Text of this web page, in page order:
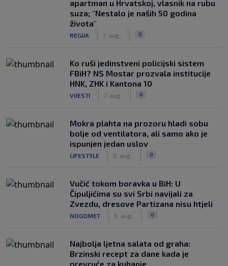
apartman u Hrvatskoj, vlasnik na rubu
suza; "Nestalo je naših 50 godina
života"
REGIJA 7. aug. 0
Ko ruši jedinstveni policijski sistem
FBiH? NS Mostar prozvala institucije
HNK, ZHK i Kantona 10
VIJESTI 7. aug. 0
Mokra plahta na prozoru hladi sobu
bolje od ventilatora, ali samo ako je
ispunjen jedan uslov
LIFESTYLE 5. aug. 0
Vučić tokom boravka u BiH: U
Čipuljićima su svi Srbi navijali za
Zvezdu, dresove Partizana nisu htjeli
NOGOMET 6. aug. 0
Najbolja ljetna salata od graha:
Brzinski recept za dane kada je
prevruće za kuhanje